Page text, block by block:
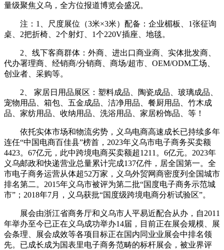
量级聚焦义乌，全方位报道博览会盛况。
注：1、尺度展位（3米×3米）配备：企业楣板、1张征询
桌、2把折椅、2个射灯、1个220V插座、地毯。
2、线下客商群体：外商、进出口商业商、实体批发商、
代办署理商、经销商/分销商、商场/超市、OEM/ODM工场、
创业者、采购等。
2、 家居日用品展区：塑料成品、陶瓷成品、玻璃成品、
宠物用品、箱包、五金成品、洁净用品、餐厨用品、竹木成
品、家纺用品、收纳用品、洗浴用品、家居粉饰品、等！
依托实体市场和物流劣势，义乌电商高速成长已持续多年
连任“中国电商百佳县”榜首，2023年义乌市电子商务买卖额
4423。67亿元，此中跨境电商买卖额超1211。6亿元。2023年
义乌邮政和快递营业总量累计完成137亿件，居全国第一。全
市电子商务运营从体超52万家，义乌外贸网商密度列全国城市
排名第二。2015年义乌市被评为第二批“国度电子商务示范城
市”；2018年7月，义乌获批“国度级跨境电商分析试验区”。
展会由浙江省商务厅和义乌市人平易近配合从办，自2011
年举办至今已正在义乌成功举办14届，目前正在展会规模、展
会条理、展会成效等各项目标正在国内同业业展会中排名领
先。已成长成为国表里电子商务范畴的标杆展会，被业界评